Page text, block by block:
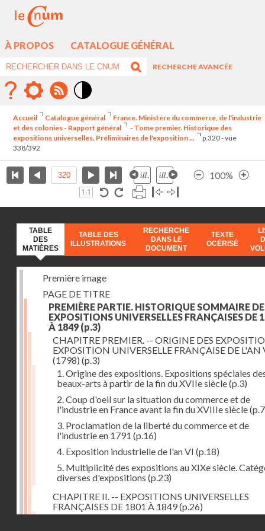
À PROPOS CATALOGUE GÉNÉRAL
RECHERCHE AVANCÉE
élévé
Accueil Catalogue général
France. Ministère du commerce, de l'industrie
et des colonies - Rapport général
- Tome premier. Historique des
expositions universelles. Préliminaires de l'exposition ...
p.320 - vue
338/392
100%
TABLE
DES
MATIÈRES
TABLE DES
ILLUSTRATIONS
RECHERCHE
DANS LE
DOCUMENT
TEXTE
OCÉRISÉ
Première image
PAGE DE TITRE
PREMIÈRE PARTIE. HISTORIQUE SOMMAIRE
EXPOSITIONS UNIVERSELLES FRANÇAISES DE
À 1849 (p.3)
CHAPITRE PREMIER. -- ORIGINE DES
EXPOSITION UNIVERSELLE FRANÇAISE DE L'AN
(1798) (p.3)
1. Origine des expositions. Expositions spéciales
beaux-arts à partir de la fin du XVIIe siècle(p.3)
2. Coup d'oeil sur la situation du commerce et de
l'industrie en France avant la fin du XVIIIe siècle
3. Proclamation de la liberté du commerce et de
l'industrie en 1791 (p.16)
4. Exposition industrielle de l'an VI (p.18)
5. Multiplicité des expositions au XIXe siècle.
diverses d'expositions (p.23)
CHAPITRE II. -- EXPOSITIONS UNIVERSELLES
FRANÇAISES DE 1801 À 1849(p.26)